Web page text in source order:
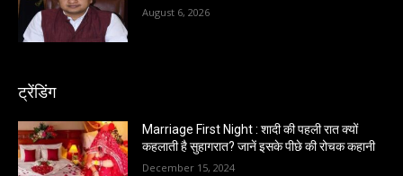
August 6, 2026
ट्रेंडिंग
Marriage First Night : शादी की पहली रात क्यों
कहलाती है सुहागरात? जानें इसके पीछे की रोचक कहानी
December 15, 2024